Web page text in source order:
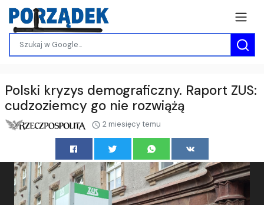
Polski kryzys demograficzny. Raport ZUS:
cudzoziemcy go nie rozwiążą
2 miesięcy temu